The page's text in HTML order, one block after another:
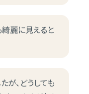
麗に見えると
が、どうしても